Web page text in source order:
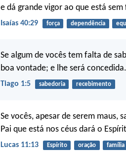
e dá grande vigor ao que está sem
Isaías 40:29 força dependência
Se algum de vocês tem falta de
boa vontade; e lhe será concedida.
Tiago 1:5 sabedoria recebimento
Se vocês, apesar de serem maus,
Pai que está nos céus dará o
Lucas 11:13 Espírito oração família